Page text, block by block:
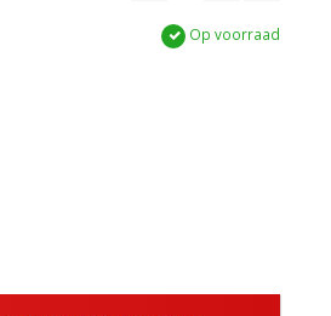
Op voorraad